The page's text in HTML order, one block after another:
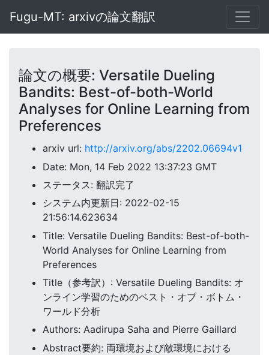
Fugu-MT: arxivの論文翻訳
論文の概要: Versatile Dueling
Bandits: Best-of-both-World
Analyses for Online Learning from
Preferences
arxiv url: http://arxiv.org/abs/2202.06694v1
Date: Mon, 14 Feb 2022 13:37:23 GMT
ステータス: 翻訳完了
システム内更新日: 2022-02-15
21:56:14.623634
Title: Versatile Dueling Bandits: Best-of-both-
World Analyses for Online Learning from
Preferences
Title（参考訳）: Versatile Dueling Bandits: オ
ンライン学習のためのベスト・オブ・ボトム・
ワールド分析
Authors: Aadirupa Saha and Pierre Gaillard
Abstract要約: 両環境および敵環境における